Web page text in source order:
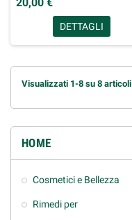
HOME
Cosmetici e Bellezza
Rimedi per
DETTAGLI
Visualizzati 1-8 su 8 articoli